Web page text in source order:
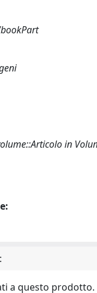
in
a questo prodotto.